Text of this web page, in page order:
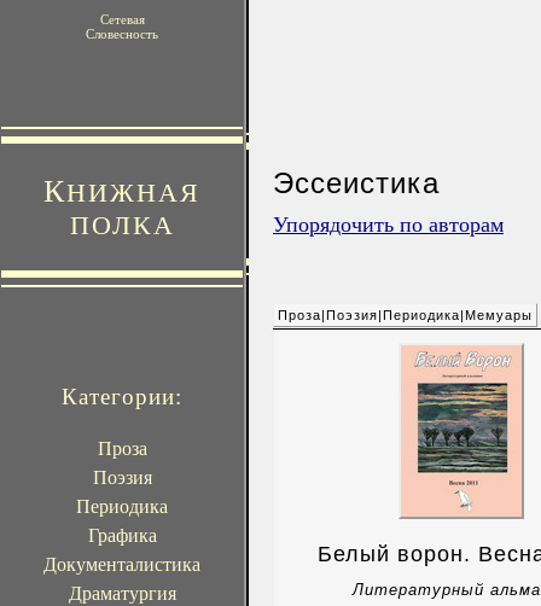
Сетевая
Словесность
КНИЖНАЯ
ПОЛКА
Категории:
Проза
Поэзия
Периодика
Графика
Документалистика
Драматургия
Эссеистика
Упорядочить по авторам
Проза|Поэзия|Периодика|Мемуары
Белый ворон.
Литературный